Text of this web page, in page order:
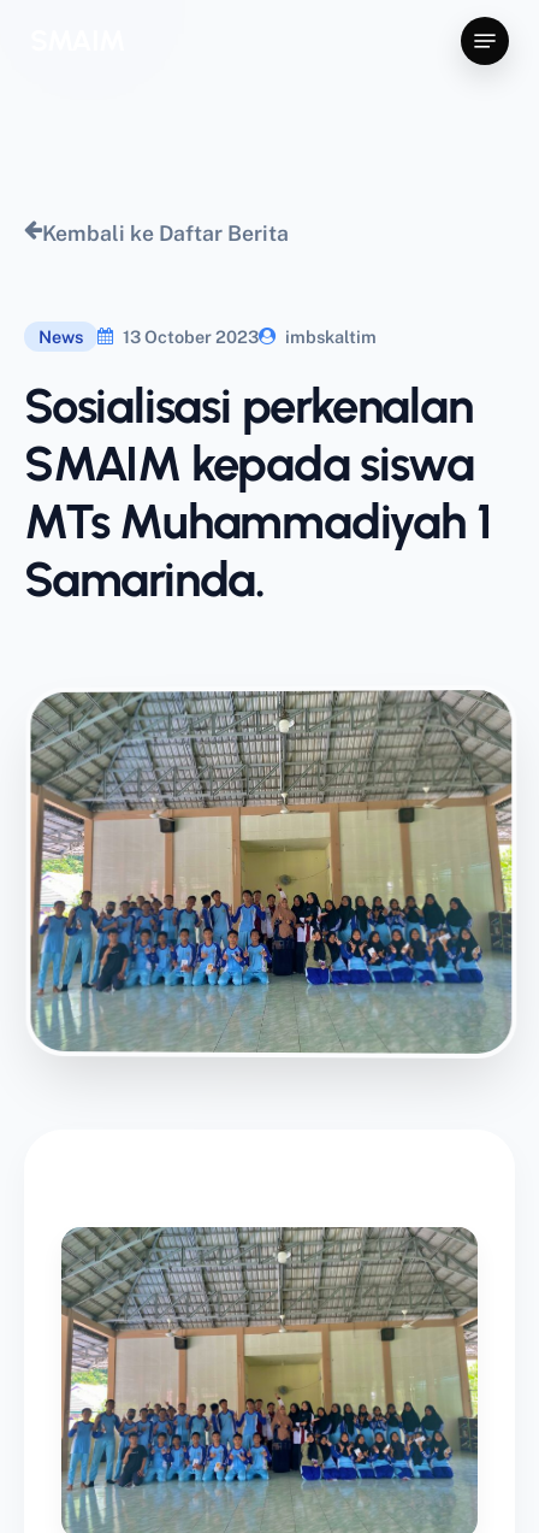
Menu
Kembali ke Daftar Berita
News 13 October 2023 imbskaltim
Sosialisasi perkenalan
SMAIM kepada siswa
MTs Muhammadiyah 1
Samarinda.